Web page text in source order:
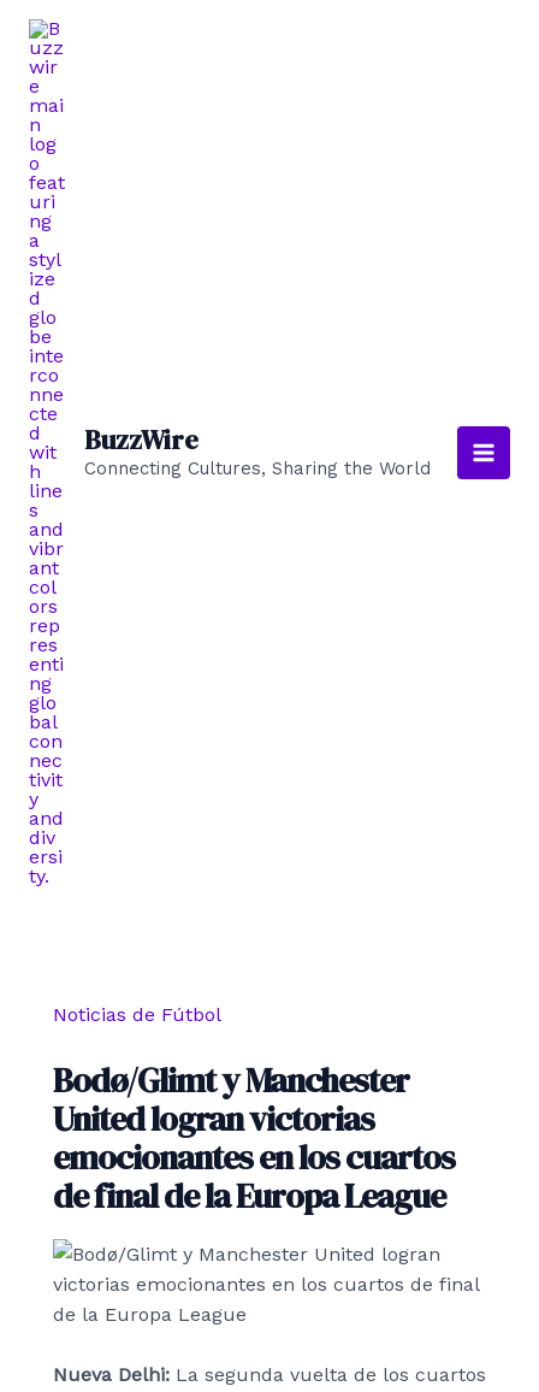
contenido
BuzzWire
Connecting Cultures, Sharing the World
Main
Noticias de Fútbol
Bodø/Glimt y Manchester
United logran victorias
emocionantes en los cuartos
de final de la Europa League
Nueva Delhi: La segunda vuelta de los cuartos